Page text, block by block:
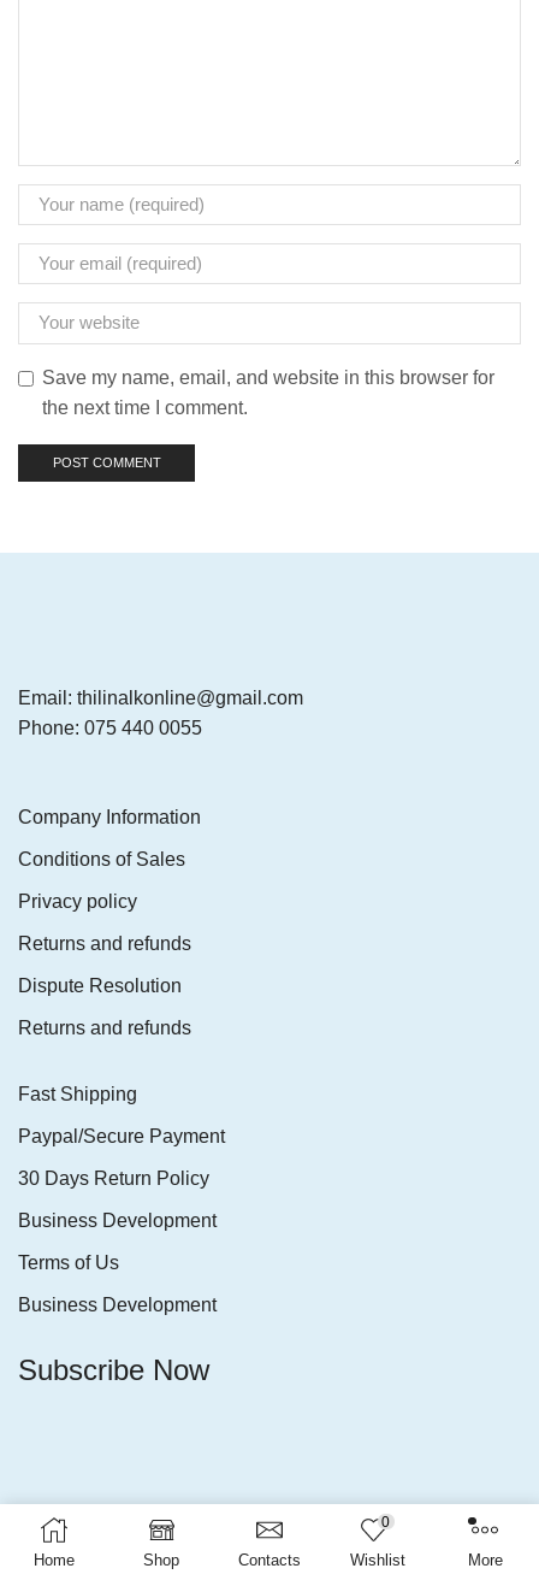
Save my name, email, and website in this browser for
the next time I comment.
Home Shop Contacts
0
Wishlist More
Email: thilinalkonline@gmail.com
Phone: 075 440 0055
Company Information
Conditions of Sales
Privacy policy
Returns and refunds
Dispute Resolution
Returns and refunds
Fast Shipping
Paypal/Secure Payment
30 Days Return Policy
Business Development
Terms of Us
Business Development
Subscribe Now
Copyright © 2025 Tilina.lk Developed by BiZ Support.